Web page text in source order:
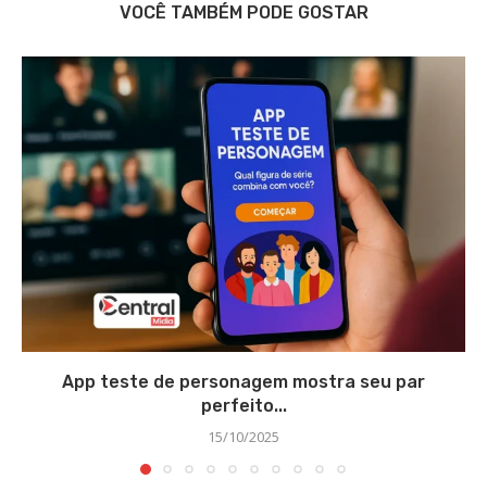
VOCÊ TAMBÉM PODE GOSTAR
App teste de personagem mostra seu par
perfeito...
15/10/2025